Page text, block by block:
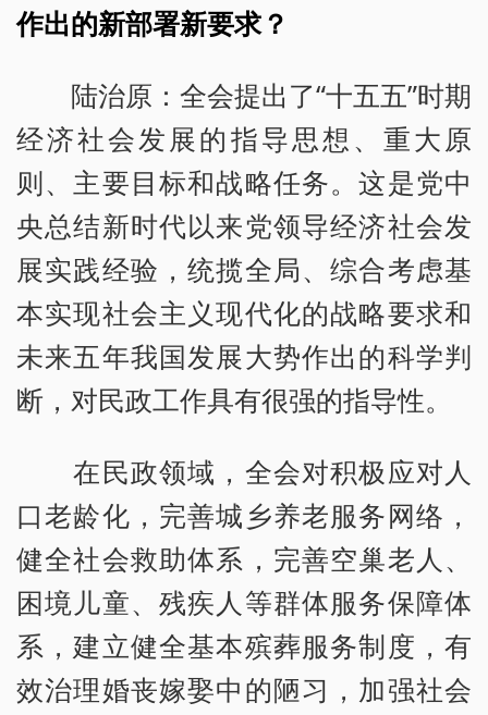
作出的新部署新要求？
陆治原：全会提出了“十五五”时期
经济社会发展的指导思想、重大原
则、主要目标和战略任务。这是党中
央总结新时代以来党领导经济社会发
展实践经验，统揽全局、综合考虑基
本实现社会主义现代化的战略要求和
未来五年我国发展大势作出的科学判
断，对民政工作具有很强的指导性。
在民政领域，全会对积极应对人
口老龄化，完善城乡养老服务网络，
健全社会救助体系，完善空巢老人、
困境儿童、残疾人等群体服务保障体
系，建立健全基本殡葬服务制度，有
效治理婚丧嫁娶中的陋习，加强社会